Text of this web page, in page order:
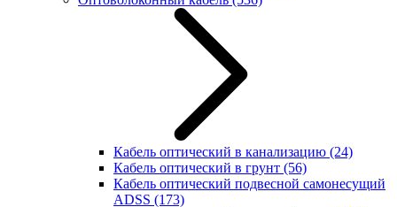
Кабель оптический в канализацию (24)
Кабель оптический в грунт (56)
Кабель оптический подвесной самонесущий
ADSS (173)